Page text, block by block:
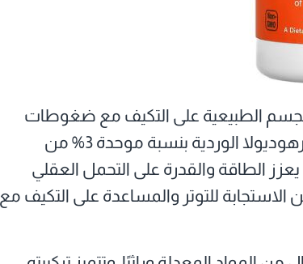
الجسم الطبيعية على التكيف مع ضغوطات
الحياة اليومية، حيث يحتوي على مستخلص الرهوديولا الوردية بنسبة موحدة 3% من
وهو ما يعزز الطاقة والقدرة على التحمل العقلي
الاستجابة للتوتر والمساعدة على التكيف مع